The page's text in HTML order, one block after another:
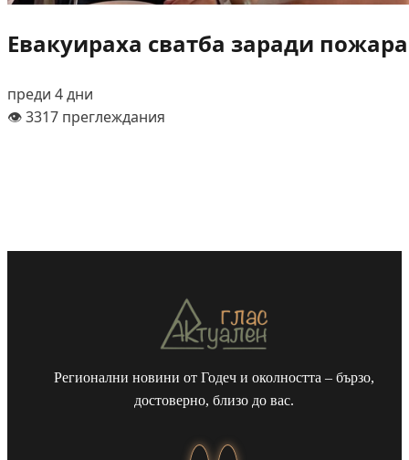
Евакуираха сватба заради
преди 4 дни
👁️ 3317 преглеждания
Регионални новини от Годеч и околността – бързо,
достоверно, близо до вас.